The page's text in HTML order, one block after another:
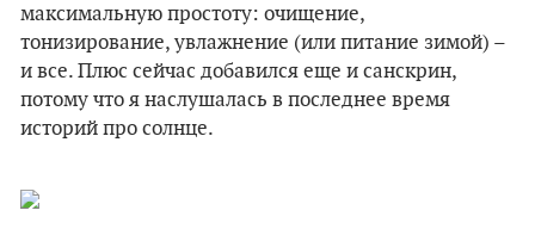
максимальную простоту: очищение,
тонизирование, увлажнение (или питание зимой) –
и все. Плюс сейчас добавился еще и санскрин,
потому что я наслушалась в последнее время
историй про солнце.